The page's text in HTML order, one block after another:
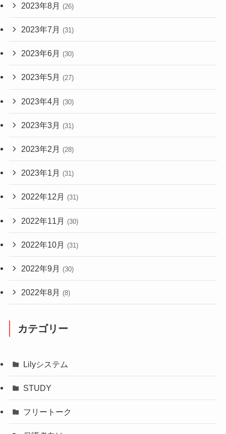
2023年8月 (26)
2023年7月 (31)
2023年6月 (30)
2023年5月 (27)
2023年4月 (30)
2023年3月 (31)
2023年2月 (28)
2023年1月 (31)
2022年12月 (31)
2022年11月 (30)
2022年10月 (31)
2022年9月 (30)
2022年8月 (8)
カテゴリー
Lilyシステム
STUDY
フリートーク